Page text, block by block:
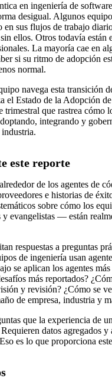
en ingeniería de
desigual. Algunos
en sus flujos de trabajo
ellos. Otros todavía están
La mayoría cae en
si su ritmo de adopción
normal.
navega esta transición
el Estado de la Adopción
trimestral que rastrea cómo
integrando y
este reporte
de los agentes de
e historias de
sobre cómo los
y evangelistas — están
respuestas a preguntas
de ingeniería usan
se aplican los agentes
más reportados?
y revisión? ¿Cómo se
de empresa, industria y
que la experiencia de
datos agregados
es lo que proporciona